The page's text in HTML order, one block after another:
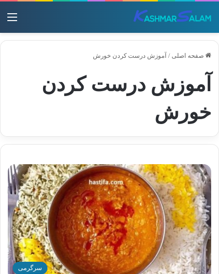
صفحه اصلی / آموزش درست کردن خورش
آموزش درست کردن
خورش
سرگرمی